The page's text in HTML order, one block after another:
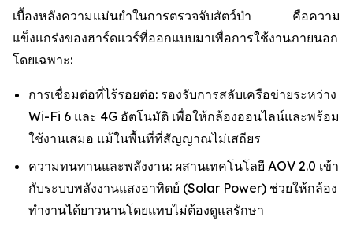
เบื้องหลังความแม่นยำในการตรวจจับสัตว์ป่า คือความ
แข็งแกร่งของฮาร์ดแวร์ที่ออกแบบมาเพื่อการใช้งานภายนอก
โดยเฉพาะ:
การเชื่อมต่อที่ไร้รอยต่อ: รองรับการสลับเครือข่ายระหว่าง
Wi-Fi 6 และ 4G อัตโนมัติ เพื่อให้กล้องออนไลน์และพร้อม
ใช้งานเสมอ แม้ในพื้นที่ที่สัญญาณไม่เสถียร
ความทนทานและพลังงาน: ผสานเทคโนโลยี AOV 2.0 เข้า
กับระบบพลังงานแสงอาทิตย์ (Solar Power) ช่วยให้กล้อง
ทำงานได้ยาวนานโดยแทบไม่ต้องดูแลรักษา